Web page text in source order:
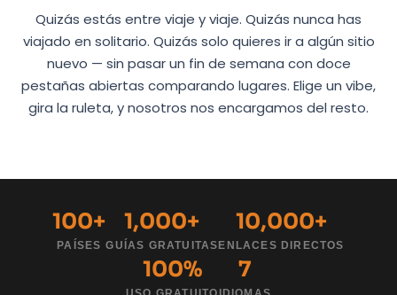
Quizás estás entre viaje y viaje. Quizás nunca has
viajado en solitario. Quizás solo quieres ir a algún sitio
nuevo — sin pasar un fin de semana con doce
pestañas abiertas comparando lugares. Elige un vibe,
gira la ruleta, y nosotros nos encargamos del resto.
100+
PAÍSES
1,000+
GUÍAS GRATUITAS
10,000+
ENLACES DIRECTOS
100% 7